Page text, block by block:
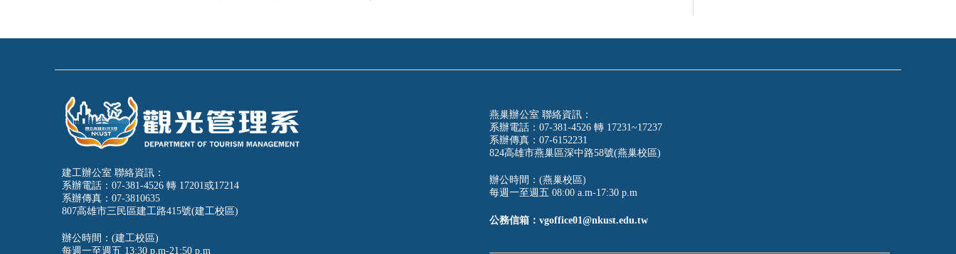
建工辦公室 聯絡資訊：
系辦電話：07-381-4526 轉 17201或17214
系辦傳真：07-3810635
807高雄市三民區建工路415號(建工校區)
辦公時間：(建工校區)
每週一至週五 13:30 p.m-21:50 p.m
燕巢辦公室 聯絡資訊：
系辦電話：07-381-4526 轉 17231~17237
系辦傳真：07-6152231
824高雄市燕巢區深中路58號(燕巢校區)
辦公時間：(燕巢校區)
每週一至週五 08:00 a.m-17:30 p.m
公務信箱：vgoffice01@nkust.edu.tw